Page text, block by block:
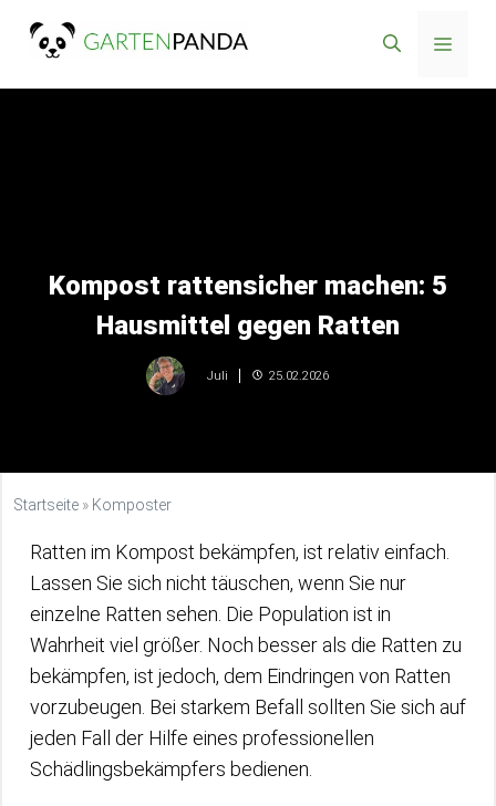
Inhalt
Menü
Kompost rattensicher machen: 5
Hausmittel gegen Ratten
Juli 25.02.2026
Startseite » Komposter
Ratten im Kompost bekämpfen, ist relativ einfach.
Lassen Sie sich nicht täuschen, wenn Sie nur
einzelne Ratten sehen. Die Population ist in
Wahrheit viel größer. Noch besser als die Ratten zu
bekämpfen, ist jedoch, dem Eindringen von Ratten
vorzubeugen. Bei starkem Befall sollten Sie sich auf
jeden Fall der Hilfe eines professionellen
Schädlingsbekämpfers bedienen.